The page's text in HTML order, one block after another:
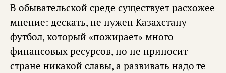
В обывательской среде существует расхожее
мнение: дескать, не нужен Казахстану
футбол, который «пожирает» много
финансовых ресурсов, но не приносит
стране никакой славы, а развивать надо те